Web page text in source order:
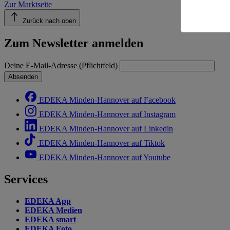
Zur Marktseite
Zurück nach oben
Zum Newsletter anmelden
Deine E-Mail-Adresse (Pflichtfeld)
Absenden
EDEKA Minden-Hannover auf Facebook
EDEKA Minden-Hannover auf Instagram
EDEKA Minden-Hannover auf Linkedin
EDEKA Minden-Hannover auf Tiktok
EDEKA Minden-Hannover auf Youtube
Services
EDEKA App
EDEKA Medien
EDEKA smart